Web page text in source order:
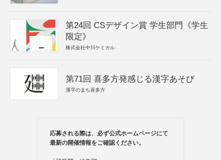
第24回 CSデザイン賞 学生部門《学生
限定》
株式会社中川ケミカル
第71回 喜多方発感じる漢字あそび
漢字のまち喜多方
応募される際は、必ず公式ホームページにて
最新の開催情報をご確認ください。